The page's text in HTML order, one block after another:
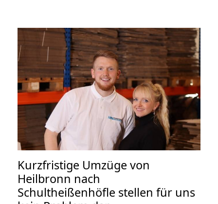
Kurzfristige Umzüge von
Heilbronn nach
Schultheißenhöfle stellen für uns